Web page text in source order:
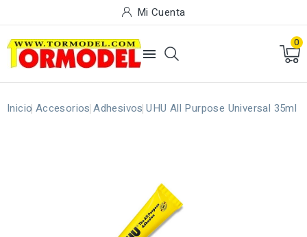
Mi Cuenta

0
Inicio Accesorios Adhesivos UHU All Purpose Universal 35ml